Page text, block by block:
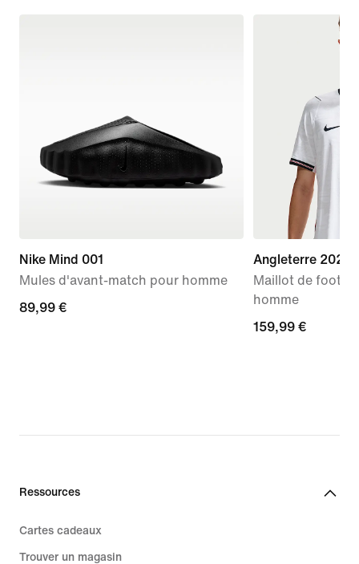
Nike Mind 001
Mules d'avant-match pour homme
89,99 €
89,99 €
Angleterre 2026
Maillot de foot
homme
159,99 €
159,99 €
Ressources
Cartes cadeaux
Trouver un magasin